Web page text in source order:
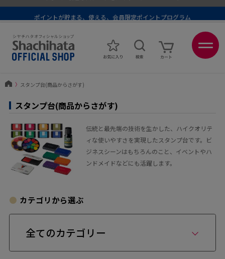
メール便1,500円以上 / 宅配便3,500円以上のお買い物で送料無料
あなたに最適なスタンプをシヤチハタがレコメンド
〉 スタンプ台(商品からさがす)
スタンプ台(商品からさがす)
伝統と最先端の技術を生かした、ハイクオリテ
ィな使いやすさを実現したスタンプ台です。ビ
ジネスシーンはもちろんのこと、イベントやハ
ンドメイドなどにも活躍します。
カテゴリから選ぶ
全てのカテゴリー